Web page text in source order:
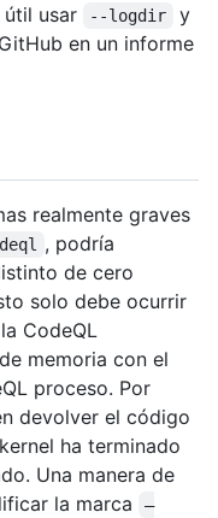
usar
--logdir
y
en un informe
realmente graves
, podría
de cero
solo debe ocurrir
CodeQL
memoria con el
proceso. Por
devolver el código
ha terminado
Una manera de
la marca
–